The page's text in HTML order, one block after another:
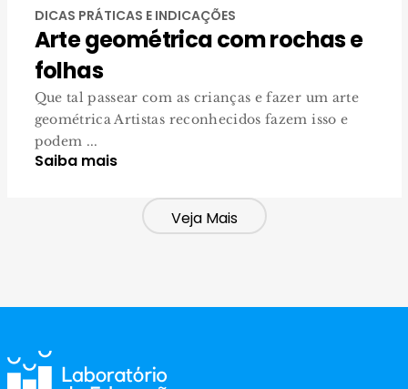
DICAS PRÁTICAS E INDICAÇÕES
Arte geométrica com rochas e
folhas
Que tal passear com as crianças e fazer um arte
geométrica Artistas reconhecidos fazem isso e
podem ...
Saiba mais
Veja Mais